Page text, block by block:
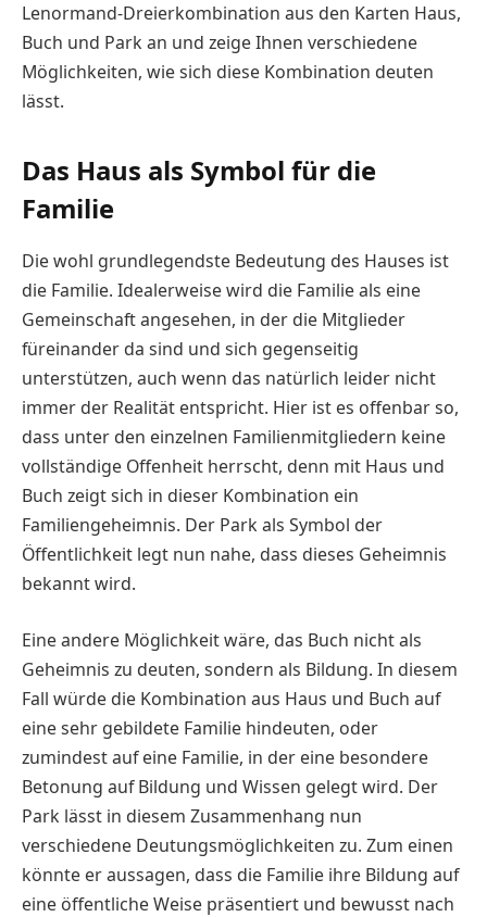
Lenormand-Dreierkombination aus den Karten Haus,
Buch und Park an und zeige Ihnen verschiedene
Möglichkeiten, wie sich diese Kombination deuten
lässt.
Das Haus als Symbol für die
Familie
Die wohl grundlegendste Bedeutung des Hauses ist
die Familie. Idealerweise wird die Familie als eine
Gemeinschaft angesehen, in der die Mitglieder
füreinander da sind und sich gegenseitig
unterstützen, auch wenn das natürlich leider nicht
immer der Realität entspricht. Hier ist es offenbar so,
dass unter den einzelnen Familienmitgliedern keine
vollständige Offenheit herrscht, denn mit Haus und
Buch zeigt sich in dieser Kombination ein
Familiengeheimnis. Der Park als Symbol der
Öffentlichkeit legt nun nahe, dass dieses Geheimnis
bekannt wird.
Eine andere Möglichkeit wäre, das Buch nicht als
Geheimnis zu deuten, sondern als Bildung. In diesem
Fall würde die Kombination aus Haus und Buch auf
eine sehr gebildete Familie hindeuten, oder
zumindest auf eine Familie, in der eine besondere
Betonung auf Bildung und Wissen gelegt wird. Der
Park lässt in diesem Zusammenhang nun
verschiedene Deutungsmöglichkeiten zu. Zum einen
könnte er aussagen, dass die Familie ihre Bildung auf
eine öffentliche Weise präsentiert und bewusst nach